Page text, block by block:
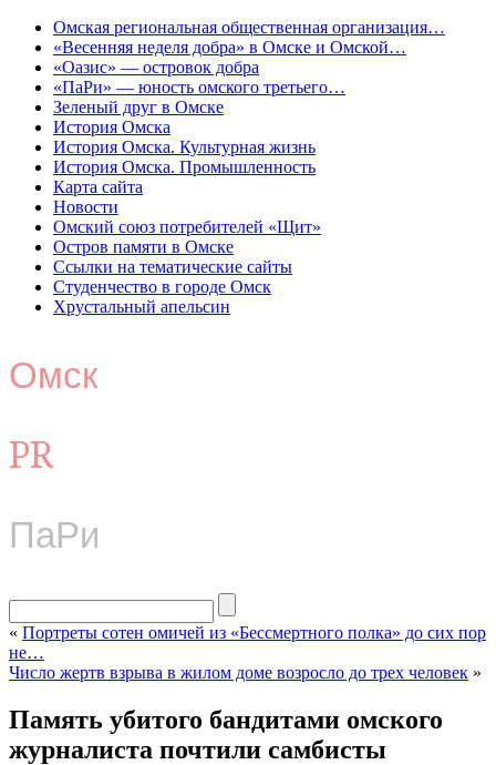
Омская региональная общественная организация…
«Весенняя неделя добра» в Омске и Омской…
«Оазис» — островок добра
«ПаРи» — юность омского третьего…
Зеленый друг в Омске
История Омска
История Омска. Культурная жизнь
История Омска. Промышленность
Карта сайта
Новости
Омский союз потребителей «Щит»
Остров памяти в Омске
Ссылки на тематические сайты
Студенчество в городе Омск
Хрустальный апельсин
Омск
PR
ПаРи
« Портреты сотен омичей из «Бессмертного полка» до сих пор
не…
Число жертв взрыва в жилом доме возросло до трех человек »
Память убитого бандитами омского
журналиста почтили самбисты